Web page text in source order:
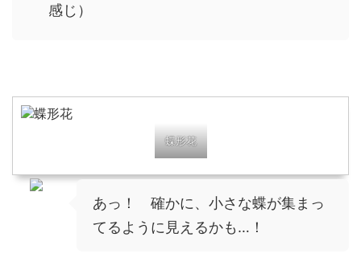
感じ）
蝶形花
あっ！ 確かに、小さな蝶が集まっ
てるように見えるかも…！